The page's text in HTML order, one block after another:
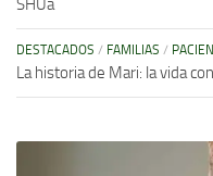
SHUa
DESTACADOS / FAMILIAS /
La historia de Mari: la vida